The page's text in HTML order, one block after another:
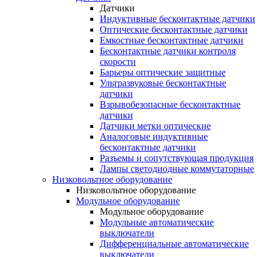
Датчики
Индуктивные бесконтактные датчики
Оптические бесконтактные датчики
Емкостные бесконтактные датчики
Бесконтактные датчики контроля
скорости
Барьеры оптические защитные
Ультразвуковые бесконтактные
датчики
Взрывобезопасные бесконтактные
датчики
Датчики метки оптические
Аналоговые индуктивные
бесконтактные датчики
Разъемы и сопутствующая продукция
Лампы светодиодные коммутаторные
Низковольтное оборудование
Низковольтное оборудование
Модульное оборудование
Модульное оборудование
Модульные автоматические
выключатели
Дифференциальные автоматические
выключатели